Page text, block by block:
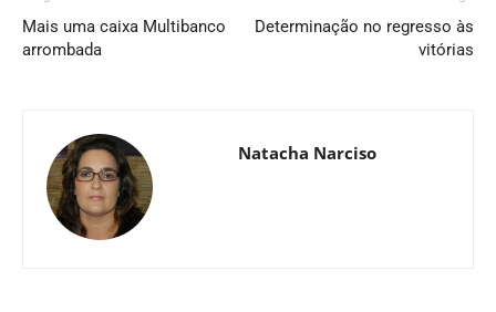
Mais uma caixa Multibanco
arrombada
Determinação no regresso às
vitórias
Natacha Narciso